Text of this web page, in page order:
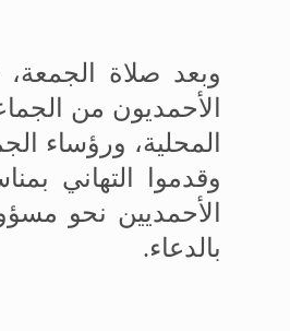
وبعد صلاة
الأحمديون من
المحلية، ورؤساء
وقدموا التهاني
الأحمديين نحو
بالدعاء.